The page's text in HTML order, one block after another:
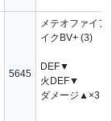
5645
メテオファイア
イクBV+ (3)
DEF▼
火DEF▼
ダメージ▲×3